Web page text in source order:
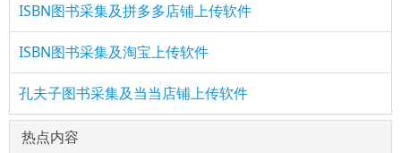
ISBN图书采集及拼多多店铺上传软件
ISBN图书采集及淘宝上传软件
孔夫子图书采集及当当店铺上传软件
热点内容